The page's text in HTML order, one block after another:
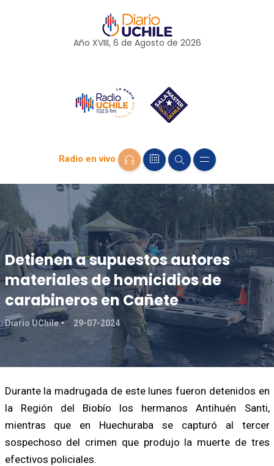
Año XVIII, 6 de Agosto de 2026
Radio en vivo
Detienen a supuestos autores
materiales de homicidios de
carabineros en Cañete
Diario UChile 29-07-2024
Durante la madrugada de este lunes fueron detenidos en
la Región del Biobío los hermanos Antihuén Santi,
mientras que en Huechuraba se capturó al tercer
sospechoso del crimen que produjo la muerte de tres
efectivos policiales.